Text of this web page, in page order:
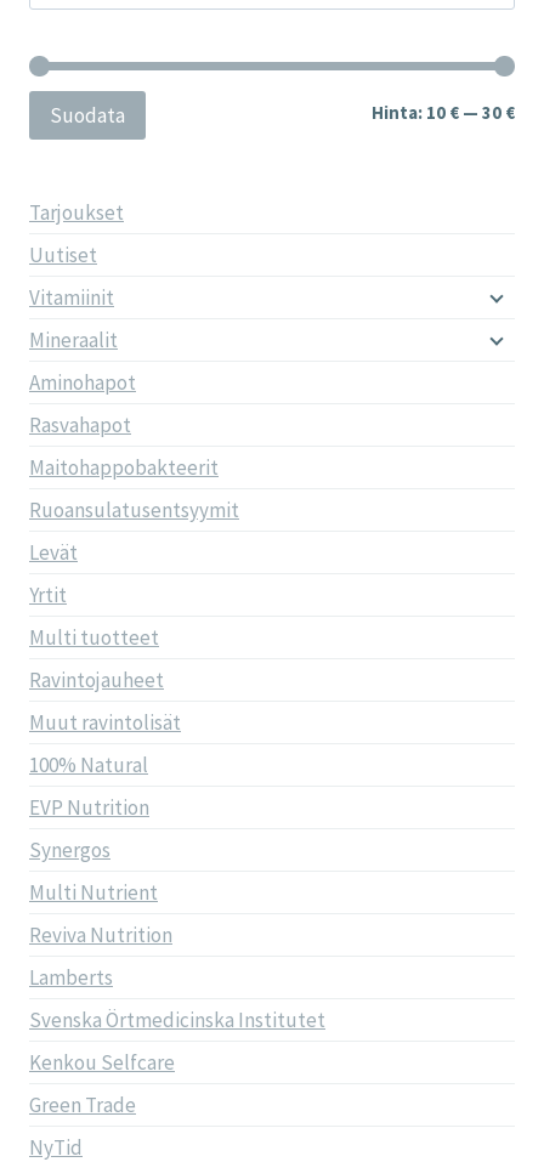
Suodata Hinta: 10 € — 30 €
Tarjoukset
Uutiset
Vitamiinit
Mineraalit
Aminohapot
Rasvahapot
Maitohappobakteerit
Ruoansulatusentsyymit
Levät
Yrtit
Multi tuotteet
Ravintojauheet
Muut ravintolisät
100% Natural
EVP Nutrition
Synergos
Multi Nutrient
Reviva Nutrition
Lamberts
Svenska Örtmedicinska Institutet
Kenkou Selfcare
Green Trade
NyTid